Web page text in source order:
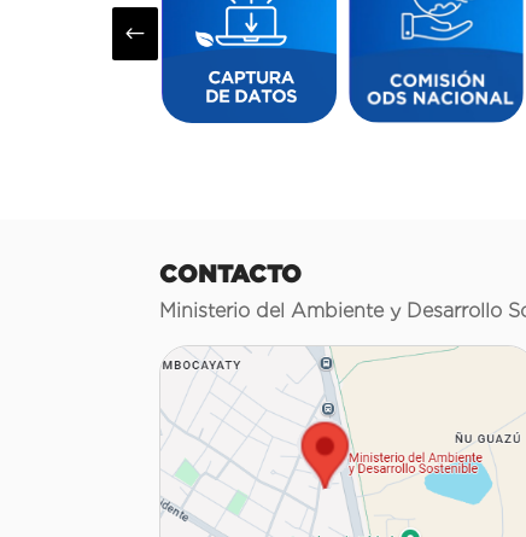
#
CONTACTO
Ministerio del Ambiente y Desarrollo